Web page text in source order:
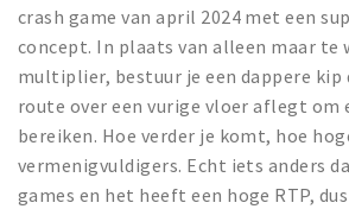
crash game van april 2024 met een
concept. In plaats van alleen maar te
multiplier, bestuur je een dappere kip
route over een vurige vloer aflegt om
bereiken. Hoe verder je komt, hoe
vermenigvuldigers. Echt iets anders
games en het heeft een hoge RTP,